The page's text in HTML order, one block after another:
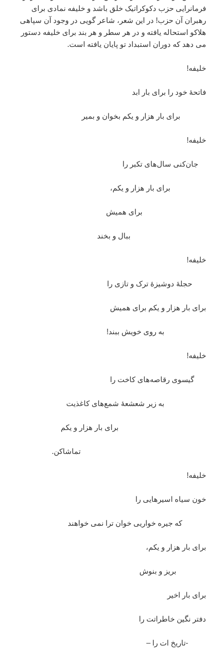
فرمانرایی حزب دکوکراتیک خلق باشد و خلیفه نمادی برای
رهبران آن حزب! در این شعر، شاعر گویی در وجود آن سپاهی
هلاکو استحاله یافته و در هر سطر و هر بند برای خلیفه دستور
می دهد که دوران استبداد تو پایان یافته است.
خلیفه!
فاتحۀ خود را برای بار ابد
برای بار هزار و یکم بخوان و بمیر
خلیفه!
جان‌کنی سال‌های تکبر را
برای بار هزار و یکم،
برای همیش
ببال و بخند
خلیفه!
حجلۀ دوشیزۀ ترک و تازی را
برای بار هزار و یکم برای همیش
به روی خویش ببند!
خلیفه!
گیسوی رقاصه‌های کاخت را
به زیر شعشعۀ شمع‌های کاغذیت
برای بار هزار و یکم
تماشاکن.
خلیفه!
خون سیاه اسیرهایی را
که جیره خواریی خوان ترا نمی خواهند
برای بار هزار و یکم،
بریز و بنوش
برای بار اخیر
دفتر نگین خاطراتت را
-تاریخ ات را –